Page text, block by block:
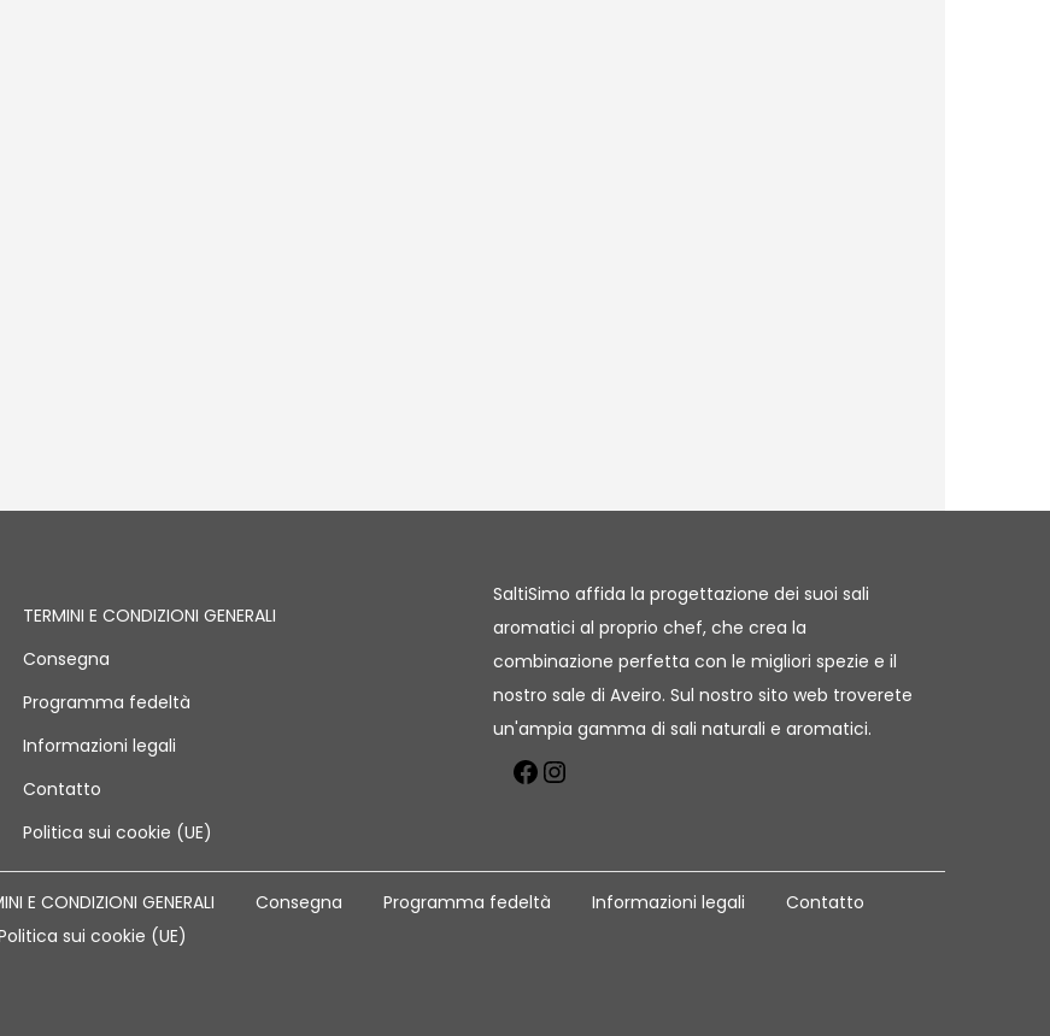
TERMINI E CONDIZIONI GENERALI
Consegna
Programma fedeltà
Informazioni legali
Contatto
Politica sui cookie (UE)
SaltiSimo affida la progettazione dei suoi sali
aromatici al proprio chef, che crea la
combinazione perfetta con le migliori spezie e il
nostro sale di Aveiro. Sul nostro sito web troverete
un'ampia gamma di sali naturali e aromatici.
E CONDIZIONI GENERALI Consegna Programma fedeltà Informazioni legali
Contatto
sui cookie (UE)